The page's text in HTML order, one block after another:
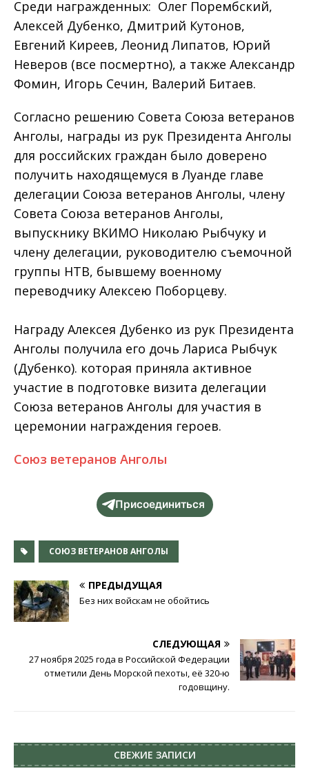
Среди награжденных: Олег Порембский,
Алексей Дубенко, Дмитрий Кутонов,
Евгений Киреев, Леонид Липатов, Юрий
Неверов (все посмертно), а также Александр
Фомин, Игорь Сечин, Валерий Битаев.
Согласно решению Совета Союза ветеранов
Анголы, награды из рук Президента Анголы
для российских граждан было доверено
получить находящемуся в Луанде главе
делегации Союза ветеранов Анголы, члену
Совета Союза ветеранов Анголы,
выпускнику ВКИМО Николаю Рыбчуку и
члену делегации, руководителю съемочной
группы НТВ, бывшему военному
переводчику Алексею Поборцеву.
Награду Алексея Дубенко из рук Президента
Анголы получила его дочь Лариса Рыбчук
(Дубенко). которая приняла активное
участие в подготовке визита делегации
Союза ветеранов Анголы для участия в
церемонии награждения героев.
Союз ветеранов Анголы
Присоединиться
СОЮЗ ВЕТЕРАНОВ АНГОЛЫ
ПРЕДЫДУЩАЯ
Без них войскам не обойтись
СЛЕДУЮЩАЯ
27 ноября 2025 года в Российской Федерации
отметили День Морской пехоты, её 320-ю
годовщину.
СВЕЖИЕ ЗАПИСИ